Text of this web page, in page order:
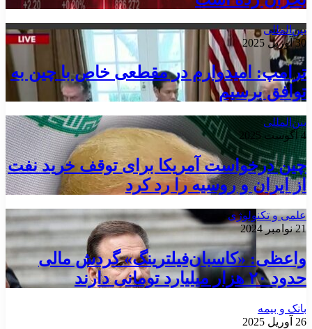
بین‌المللی
30 آوریل 2025
ترامپ: امیدوارم در مقطعی خاص با چین به
توافق برسیم
بین‌المللی
4 آگوست 2025
چین درخواست آمریکا برای توقف خرید نفت
از ایران و روسیه را رد کرد
علمی و تکنولوژی
21 نوامبر 2024
واعظی: «کاسبان‌فیلترینگ» گردش مالی
حدود ۲۰ هزار میلیارد تومانی دارند
بانک و بیمه
26 آوریل 2025